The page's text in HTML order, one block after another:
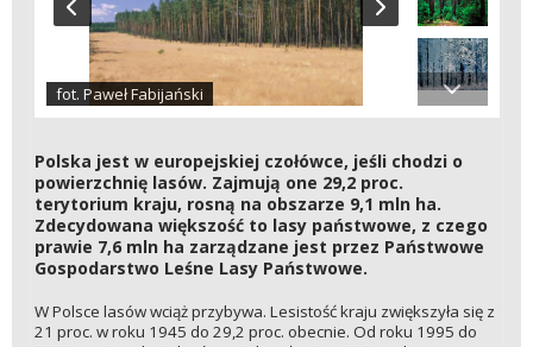
fot. Paweł Fabijański
Polska jest w europejskiej czołówce, jeśli chodzi o
powierzchnię lasów. Zajmują one 29,2 proc.
terytorium kraju, rosną na obszarze 9,1 mln ha.
Zdecydowana większość to lasy państwowe, z czego
prawie 7,6 mln ha zarządzane jest przez Państwowe
Gospodarstwo Leśne Lasy Państwowe.
W Polsce lasów wciąż przybywa. Lesistość kraju zwiększyła się z
21 proc. w roku 1945 do 29,2 proc. obecnie. Od roku 1995 do